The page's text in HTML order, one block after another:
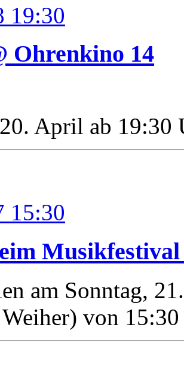
19:30
Ohrenkino 14
April ab
15:30
am Sonntag,
von